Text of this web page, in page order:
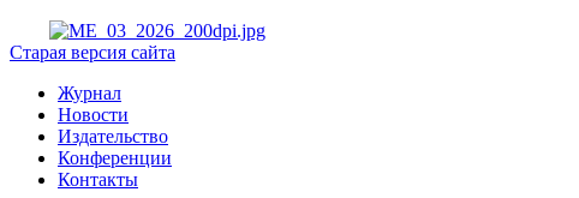
Старая версия сайта
Журнал
Новости
Издательство
Конференции
Контакты